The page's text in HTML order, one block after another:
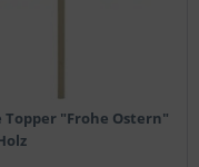
Topper "Frohe Ostern"